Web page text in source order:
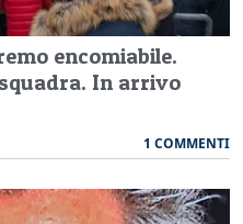
encomiabile.
In arrivo
1 COMMENTI